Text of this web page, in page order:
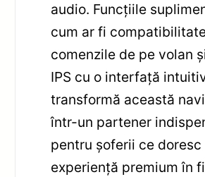
audio. Funcțiile
cum ar fi
comenzile de pe volan
IPS cu o interfață
transformă această
într-un partener
pentru șoferii ce doresc
experiență premium în